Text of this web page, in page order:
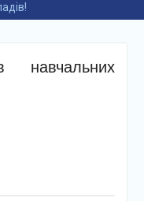
навчальних